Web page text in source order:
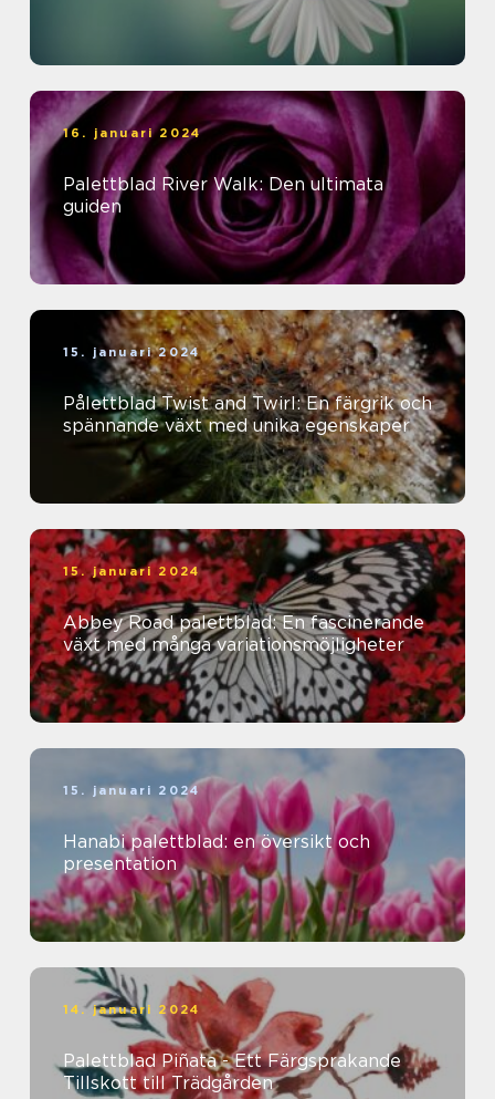
16. januari 2024
Palettblad River Walk: Den ultimata
guiden
15. januari 2024
Pålettblad Twist and Twirl: En färgrik och
spännande växt med unika egenskaper
15. januari 2024
Abbey Road palettblad: En fascinerande
växt med många variationsmöjligheter
15. januari 2024
Hanabi palettblad: en översikt och
presentation
14. januari 2024
Palettblad Piñata - Ett Färgsprakande
Tillskott till Trädgården